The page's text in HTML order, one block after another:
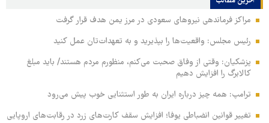
مراکز فرماندهی نیروهای سعودی در مرز یمن هدف قرار گرفت
رئیس مجلس: واقعیت‌ها را بپذیرید و به تعهدات‌تان عمل کنید
پزشکیان: وقتی از وفاق صحبت می‌کنم، منظورم مردم هستند/ باید مبلغ
کالابرگ را افزایش دهیم
ترامپ: همه چیز درباره ایران به طور استثنایی خوب پیش می‌رود
تغییر قوانین انضباطی یوفا؛ افزایش سقف کارت‌های زرد در رقابت‌های اروپایی